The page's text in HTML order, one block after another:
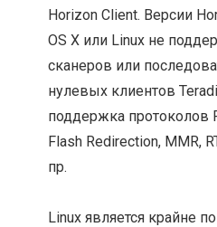
Horizon Client. Версии
OS X или Linux не
сканеров или
нулевых клиентов
поддержка протоколов
Flash Redirection, MMR,
пр.
Linux является крайне